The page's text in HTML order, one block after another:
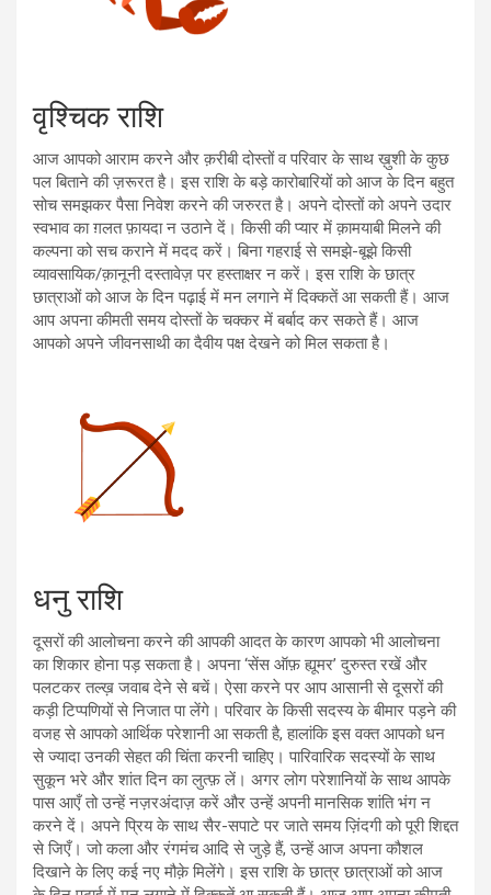
वृश्चिक राशि
आज आपको आराम करने और क़रीबी दोस्तों व परिवार के साथ ख़ुशी के कुछ
पल बिताने की ज़रूरत है। इस राशि के बड़े कारोबारियों को आज के दिन बहुत
सोच समझकर पैसा निवेश करने की जरुरत है। अपने दोस्तों को अपने उदार
स्वभाव का ग़लत फ़ायदा न उठाने दें। किसी की प्यार में क़ामयाबी मिलने की
कल्पना को सच कराने में मदद करें। बिना गहराई से समझे-बूझे किसी
व्यावसायिक/क़ानूनी दस्तावेज़ पर हस्ताक्षर न करें। इस राशि के छात्र
छात्राओं को आज के दिन पढ़ाई में मन लगाने में दिक्कतें आ सकती हैं। आज
आप अपना कीमती समय दोस्तों के चक्कर में बर्बाद कर सकते हैं। आज
आपको अपने जीवनसाथी का दैवीय पक्ष देखने को मिल सकता है।
धनु राशि
दूसरों की आलोचना करने की आपकी आदत के कारण आपको भी आलोचना
का शिकार होना पड़ सकता है। अपना ‘सेंस ऑफ़ ह्यूमर’ दुरुस्त रखें और
पलटकर तल्ख़ जवाब देने से बचें। ऐसा करने पर आप आसानी से दूसरों की
कड़ी टिप्पणियों से निजात पा लेंगे। परिवार के किसी सदस्य के बीमार पड़ने की
वजह से आपको आर्थिक परेशानी आ सकती है, हालांकि इस वक्त आपको धन
से ज्यादा उनकी सेहत की चिंता करनी चाहिए। पारिवारिक सदस्यों के साथ
सुकून भरे और शांत दिन का लुत्फ़ लें। अगर लोग परेशानियों के साथ आपके
पास आएँ तो उन्हें नज़रअंदाज़ करें और उन्हें अपनी मानसिक शांति भंग न
करने दें। अपने प्रिय के साथ सैर-सपाटे पर जाते समय ज़िंदगी को पूरी शिद्दत
से जिएँ। जो कला और रंगमंच आदि से जुड़े हैं, उन्हें आज अपना कौशल
दिखाने के लिए कई नए मौक़े मिलेंगे। इस राशि के छात्र छात्राओं को आज